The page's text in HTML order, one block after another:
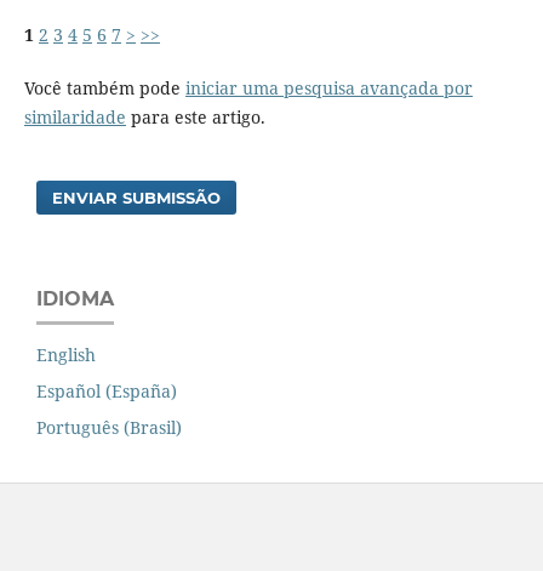
1 2 3 4 5 6 7 > >>
Você também pode iniciar uma pesquisa avançada por
similaridade para este artigo.
ENVIAR SUBMISSÃO
IDIOMA
English
Español (España)
Português (Brasil)